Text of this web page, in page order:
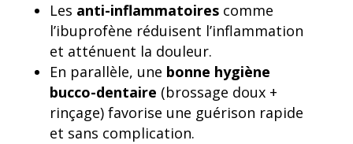
Les anti-inflammatoirescomme
l’ibuprofène réduisent l’inflammation
et atténuent la douleur.
En parallèle, une bonne hygiène
bucco-dentaire (brossage doux +
rinçage) favorise une guérison rapide
et sans complication.